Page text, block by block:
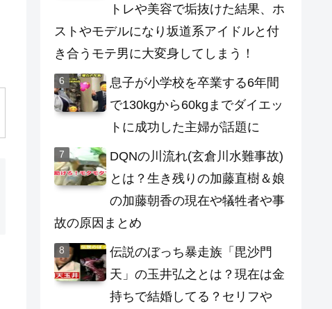
トレや美容で垢抜けた結果、ホ
ストやモデルになり坂道系アイドルと付
き合うモテ男に大変身してしまう！
息子が小学校を卒業する6年間
で130kgから60kgまでダイエッ
トに成功した主婦が話題に
DQNの川流れ(玄倉川水難事故)
とは？生き残りの加藤直樹＆娘
の加藤朝香の現在や犠牲者や事
故の原因まとめ
伝説のぼっち暴走族「毘沙門
天」の玉井弘之とは？現在は金
持ちで結婚してる？セリフや